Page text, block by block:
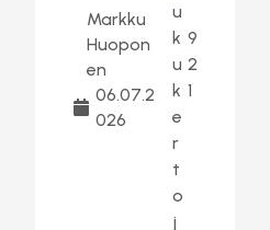
Markku
Huopon
en
06.07.2
026
u
k
u
k
e
r
t
o
j
9
2
1